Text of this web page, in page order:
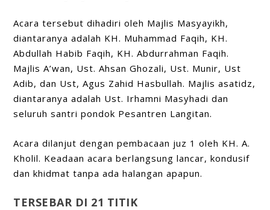
Acara tersebut dihadiri oleh Majlis Masyayikh,
diantaranya adalah KH. Muhammad Faqih, KH.
Abdullah Habib Faqih, KH. Abdurrahman Faqih.
Majlis A’wan, Ust. Ahsan Ghozali, Ust. Munir, Ust
Adib, dan Ust, Agus Zahid Hasbullah. Majlis asatidz,
diantaranya adalah Ust. Irhamni Masyhadi dan
seluruh santri pondok Pesantren Langitan.
Acara dilanjut dengan pembacaan juz 1 oleh KH. A.
Kholil. Keadaan acara berlangsung lancar, kondusif
dan khidmat tanpa ada halangan apapun.
TERSEBAR DI 21 TITIK